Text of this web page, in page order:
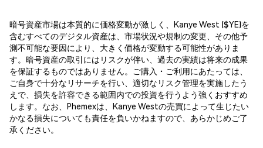
暗号資産市場は本質的に価格変動が激しく、Kanye West ($YE)を
含むすべてのデジタル資産は、市場状況や規制の変更、その他予
測不可能な要因により、大きく価格が変動する可能性がありま
す。暗号資産の取引にはリスクが伴い、過去の実績は将来の成果
を保証するものではありません。ご購入・ご利用にあたっては、
ご自身で十分なリサーチを行い、適切なリスク管理を実施したう
えで、損失を許容できる範囲内での投資を行うよう強くおすすめ
します。なお、Phemexは、Kanye Westの売買によって生じたい
かなる損失についても責任を負いかねますので、あらかじめご了
承ください。